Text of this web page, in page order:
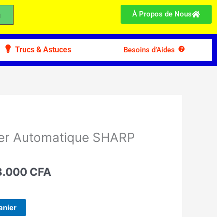
À Propos de Nous
Trucs & Astuces Besoins d’Aides
Automatique SHARP
CFA.
CFA
prix
actuel